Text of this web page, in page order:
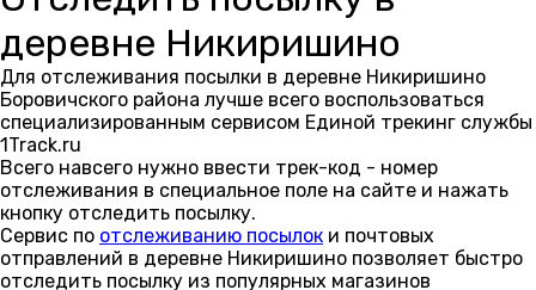
деревне Никиришино
Для отслеживания посылки в деревне Никиришино
Боровичского района лучше всего воспользоваться
специализированным сервисом Единой трекинг службы
1Track.ru
Всего навсего нужно ввести трек-код - номер
отслеживания в специальное поле на сайте и нажать
кнопку отследить посылку.
Сервис по отслеживанию посылок и почтовых
отправлений в деревне Никиришино позволяет быстро
отследить посылку из популярных магазинов